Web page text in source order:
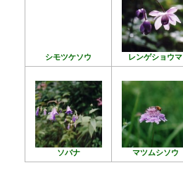
シモツケソウ レンゲショウマ
ソバナ マツムシソウ